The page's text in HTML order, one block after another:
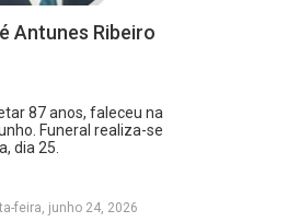
Antunes Ribeiro
87 anos, faleceu na
Funeral realiza-se
dia 25.
feira, junho 24, 2026